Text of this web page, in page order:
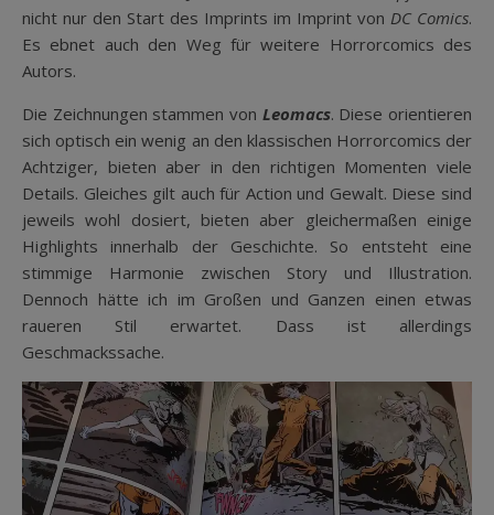
nicht nur den Start des Imprints im Imprint von DC Comics.
Es ebnet auch den Weg für weitere Horrorcomics des
Autors.
Die Zeichnungen stammen von Leomacs. Diese orientieren
sich optisch ein wenig an den klassischen Horrorcomics der
Achtziger, bieten aber in den richtigen Momenten viele
Details. Gleiches gilt auch für Action und Gewalt. Diese sind
jeweils wohl dosiert, bieten aber gleichermaßen einige
Highlights innerhalb der Geschichte. So entsteht eine
stimmige Harmonie zwischen Story und Illustration.
Dennoch hätte ich im Großen und Ganzen einen etwas
raueren Stil erwartet. Dass ist allerdings
Geschmackssache.